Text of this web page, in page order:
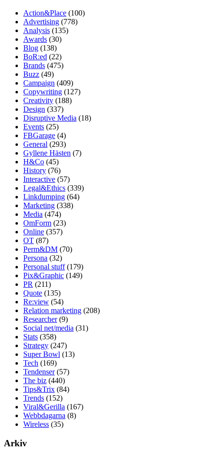
Action&Place (100)
Advertising (778)
Analysis (135)
Awards (30)
Blog (138)
BoR:ed (22)
Brands (475)
Buzz (49)
Campaign (409)
Copywriting (127)
Creativity (188)
Design (337)
Disruptive Media (18)
Events (25)
FBGarage (4)
General (293)
Gyllene Hästen (7)
H&Co (45)
History (76)
Interactive (57)
Legal&Ethics (339)
Linkdumping (64)
Marketing (338)
Media (474)
OmForm (23)
Online (357)
OT (87)
Perm&DM (70)
Persona (32)
Personal stuff(179)
Pix&Graphic (149)
PR (211)
Quote (135)
Re:view (54)
Relation marketing (208)
Researcher(9)
Social net/media (31)
Stats (358)
Strategy (247)
Super Bowl (13)
Tech (169)
Tendenser(57)
The biz (440)
Tips&Trix (84)
Trends (152)
Viral&Gerilla (167)
Webbdagarna (8)
Wireless (35)
Arkiv